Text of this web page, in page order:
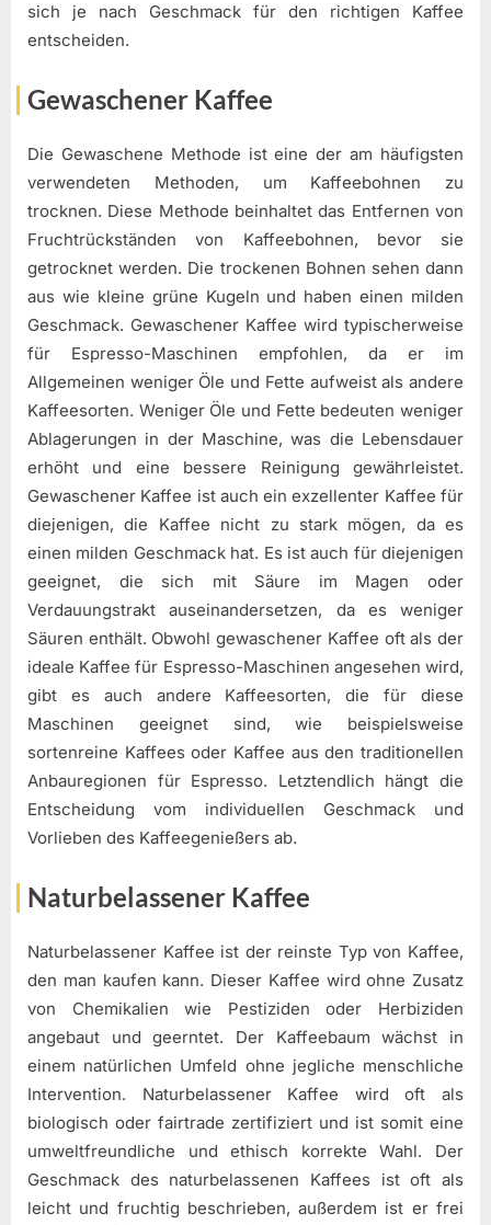
sich je nach Geschmack für den richtigen Kaffee
entscheiden.
Gewaschener Kaffee
Die Gewaschene Methode ist eine der am häufigsten
verwendeten Methoden, um Kaffeebohnen zu
trocknen. Diese Methode beinhaltet das Entfernen von
Fruchtrückständen von Kaffeebohnen, bevor sie
getrocknet werden. Die trockenen Bohnen sehen dann
aus wie kleine grüne Kugeln und haben einen milden
Geschmack. Gewaschener Kaffee wird typischerweise
für Espresso-Maschinen empfohlen, da er im
Allgemeinen weniger Öle und Fette aufweist als andere
Kaffeesorten. Weniger Öle und Fette bedeuten weniger
Ablagerungen in der Maschine, was die Lebensdauer
erhöht und eine bessere Reinigung gewährleistet.
Gewaschener Kaffee ist auch ein exzellenter Kaffee für
diejenigen, die Kaffee nicht zu stark mögen, da es
einen milden Geschmack hat. Es ist auch für diejenigen
geeignet, die sich mit Säure im Magen oder
Verdauungstrakt auseinandersetzen, da es weniger
Säuren enthält. Obwohl gewaschener Kaffee oft als der
ideale Kaffee für Espresso-Maschinen angesehen wird,
gibt es auch andere Kaffeesorten, die für diese
Maschinen geeignet sind, wie beispielsweise
sortenreine Kaffees oder Kaffee aus den traditionellen
Anbauregionen für Espresso. Letztendlich hängt die
Entscheidung vom individuellen Geschmack und
Vorlieben des Kaffeegenießers ab.
Naturbelassener Kaffee
Naturbelassener Kaffee ist der reinste Typ von Kaffee,
den man kaufen kann. Dieser Kaffee wird ohne Zusatz
von Chemikalien wie Pestiziden oder Herbiziden
angebaut und geerntet. Der Kaffeebaum wächst in
einem natürlichen Umfeld ohne jegliche menschliche
Intervention. Naturbelassener Kaffee wird oft als
biologisch oder fairtrade zertifiziert und ist somit eine
umweltfreundliche und ethisch korrekte Wahl. Der
Geschmack des naturbelassenen Kaffees ist oft als
leicht und fruchtig beschrieben, außerdem ist er frei